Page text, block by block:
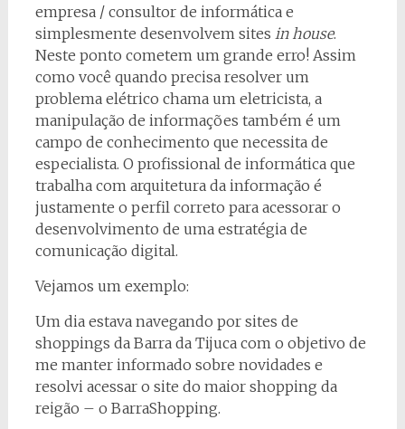
empresa / consultor de informática e
simplesmente desenvolvem sites in house.
Neste ponto cometem um grande erro! Assim
como você quando precisa resolver um
problema elétrico chama um eletricista, a
manipulação de informações também é um
campo de conhecimento que necessita de
especialista. O profissional de informática que
trabalha com arquitetura da informação é
justamente o perfil correto para acessorar o
desenvolvimento de uma estratégia de
comunicação digital.
Vejamos um exemplo:
Um dia estava navegando por sites de
shoppings da Barra da Tijuca com o objetivo de
me manter informado sobre novidades e
resolvi acessar o site do maior shopping da
reigão – o BarraShopping.